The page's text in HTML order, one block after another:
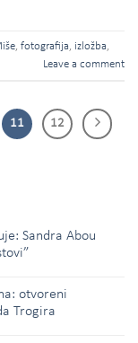
fotografija izložba
Leave a comment
11 12
Sandra Abou
otvoreni
Trogira